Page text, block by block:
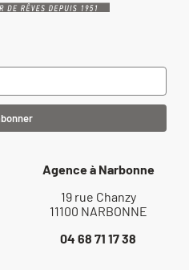
Agence à Narbonne
19 rue Chanzy
11100 NARBONNE
04 68 71 17 38